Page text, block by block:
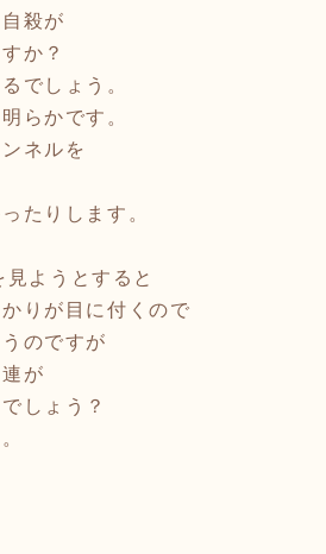
殺が
か？
でしょう。
らかです。
ネルを
たりします。
ようとすると
りが目に付くので
のですが
が
しょう？